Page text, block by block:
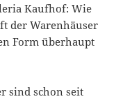
Kaufhof: Wie
der Warenhäuser
Form überhaupt
sind schon seit